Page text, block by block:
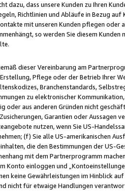
dazu, dass unsere Kunden zu Ihren
Richtlinien und Abläufe in Bezug
mit unseren Kunden pflegen oder
so werden Sie diesem
dieser Vereinbarung am
Pflege oder der Betrieb Ihrer
Branchenstandards,
zu elektronischer
oder aus anderen Gründen nicht
Garantien oder Aussagen
nutzen, wenn Sie US-
(f) Sie alle US-amerikanischen
die den Bestimmungen der US-
mit dem Partnerprogramm
Konto einloggen und
keine Gewährleistungen im Hinblick
nicht für etwaige Handlungen